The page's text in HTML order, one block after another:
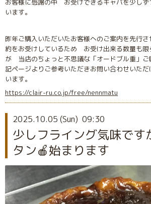
お客様に感謝の中 お受けできるキャパを少しず
います。
昨年ご購入いただいたお客様へのご案内を先行
約をお受けしているため お受け出来る数量も限
が 当店のちょっと不思議な「オードブル重」ご
記ページよりご参考いただきお問い合わせいた
います。
https://clair-ru.co.jp/free/nennmatu
2025.10.05 (Sun) 09:30
少しフライング気味です
タン🍎始まります